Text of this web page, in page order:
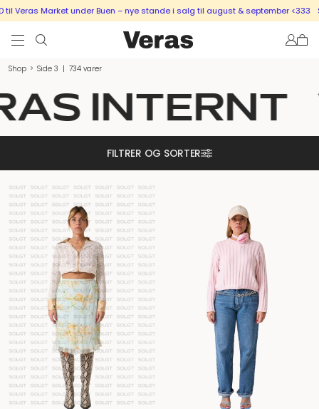
Market under Buen – nye stande i salg til august & september <333 SÆLG
Shop > Side 3 | 734 varer
INTERNT
FILTRER OG SORTER